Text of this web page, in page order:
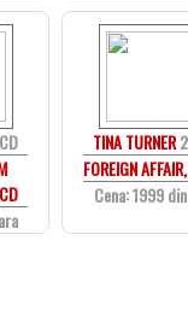
TINA TURNER
FOREIGN
Cena: 1999